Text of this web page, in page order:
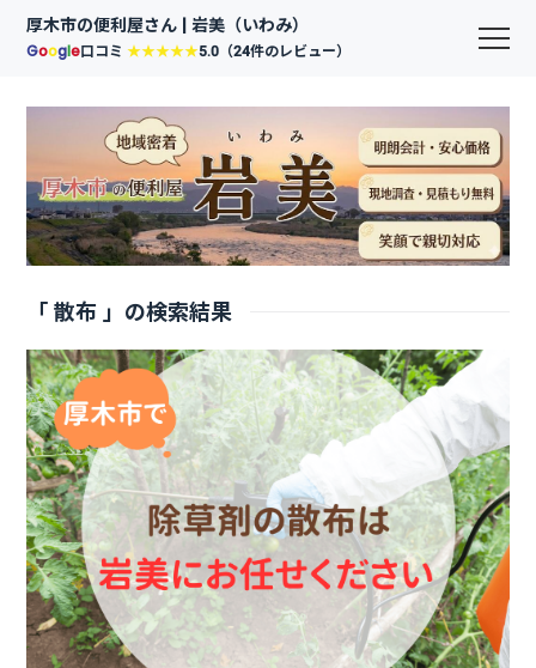
厚木市の便利屋さん | 岩美（いわみ）
Google口コミ★★★★★5.0（24件のレビュー）
「 散布 」の検索結果